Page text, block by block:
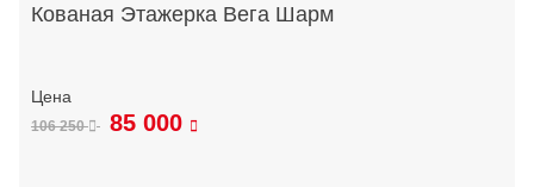
Кованая Этажерка Вега Шарм
106 250 85 000